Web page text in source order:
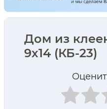
Дом из
9х14 (КБ-23)